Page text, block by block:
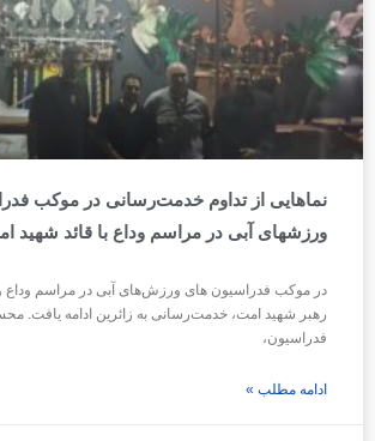
نماهایی از تداوم خدمت‌رسانی در موکب
ورزشهای آبی در مراسم وداع با قائد شهید
در موکب فدراسیون ‌های ورزش‌های آبی در مراسم وداع
رهبر شهید امت، خدمت‌رسانی به زائرین ادامه‌ یافت.
فدراسیون،
ادامه مطلب »